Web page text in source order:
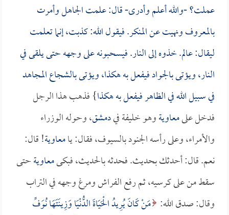
عملت؟ -والله أعلم وأدرى- قال: علمت الجاهل وأمرت
بالمعروف ونهيت عن المنكر. فيقول الله: كذبت، إنما تعلمت
ليقال: عالم. خذوه إلى النار. فيسحبونه على وجهه حتى يلقى في
النار، ويؤتى بالجواد فيفعل به هكذا، ويؤتى بالشجاع المجاهد
في سبيل الله في الظاهر فيفعل به هكذا} فذهب هذا الرجل
فدخل علىمعاويةوهو خليفة فيدمشق، وحوله الوزراء
والأمراء، وعلى رأسه الجنود بالسيوف، فقال: يامعاوية! قال:
نعم. قال: أحدثك بحديث. فحدثه بالحديث، فبكىمعاويةحتى
سقط من على كرسيه، ثم رفع الفراش ومرغ وجهه في التراب
وقال: صدق الله: مَنْ كَانَ يُرِيدُ الْحَيَاةَ الدُّنْيَا وَزِينَتَهَا نُوَفِّ